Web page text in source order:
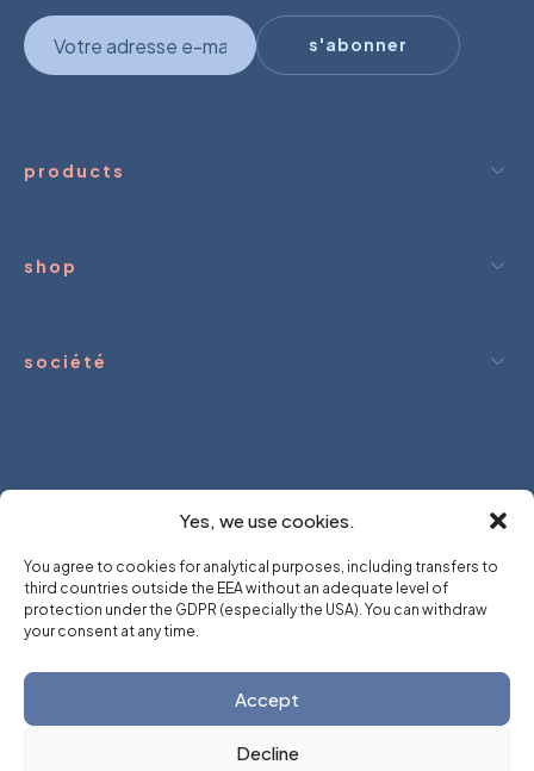
Yes, we use cookies.
You agree to cookies for analytical purposes, including transfers to
third countries outside the EEA without an adequate level of
protection under the GDPR (especially the USA). You can withdraw
your consent at any time.
Accept
Decline
newsletter s'abonner
products
shop
société
We hold.you dream. We